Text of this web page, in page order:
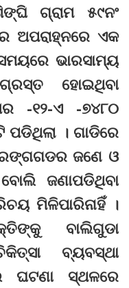
ଗ୍ରାମ ୫୯ନଂ
ଅପରାହ୍ନରେ ଏକ
ଭାରସାମ୍ୟ
ହୋଇଥିବା
-୧୨-ଏ -୭୪୮୦
। ଗାଡିରେ
ଜଣେ ଓ
ଜଣାପଡିଥିବା
ମିଳିପାରିନାହିଁ ।
ବାଲିଗୁଡା
ବ୍ୟବସ୍ଥା
ଘଟଣା ସ୍ଥଳରେ